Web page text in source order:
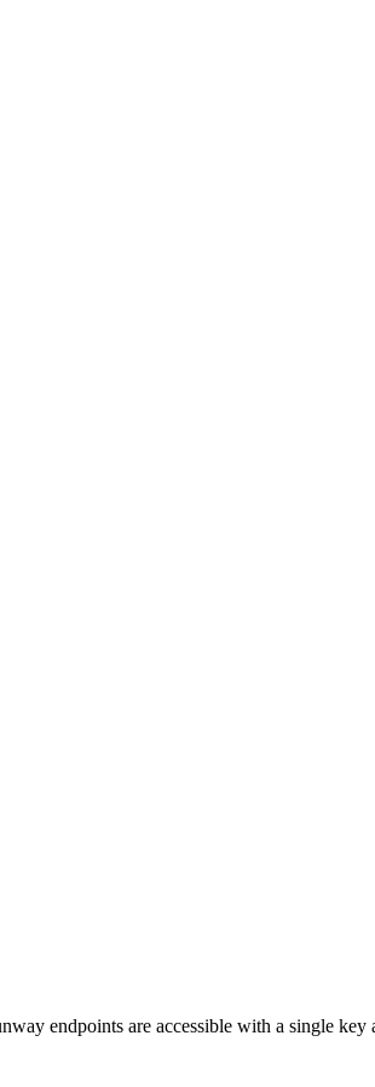
endpoints are accessible with a single key